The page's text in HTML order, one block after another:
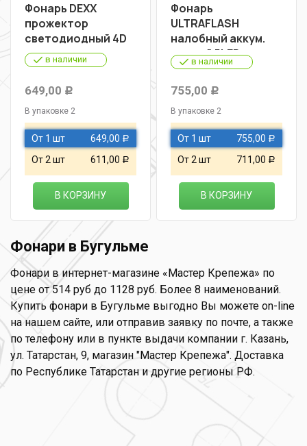
Фонарь DEXX
прожектор
светодиодный 4D
в наличии
649,00 Р
В упаковке 2
От 1 шт 649,00 Р
От 2 шт 611,00 Р
В КОРЗИНУ
Фонарь
ULTRAFLASH
налобный аккум.
черный 5LED
в наличии
755,00 Р
В упаковке 2
От 1 шт 755,00 Р
От 2 шт 711,00 Р
В КОРЗИНУ
Фонари в Бугульме
Фонари в интернет-магазине «Мастер Крепежа» по
цене от 514 руб до 1128 руб. Более 8 наименований.
Купить фонари в Бугульме выгодно Вы можете on-line
на нашем сайте, или отправив заявку по почте, а также
по телефону или в пункте выдачи компании г. Казань,
ул. Татарстан, 9, магазин "Мастер Крепежа". Доставка
по Республике Татарстан и другие регионы РФ.